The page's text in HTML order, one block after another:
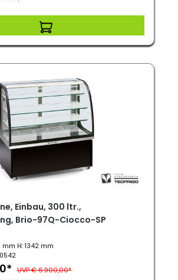
Einbau, 300 ltr.,
Brio-97Q-Ciocco-SP
mm H: 1342 mm
UVP € 6.900,00*